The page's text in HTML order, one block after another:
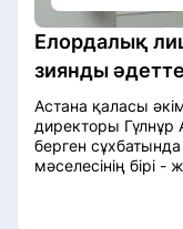
Елордалық
зиянды
Астана қаласы
директоры Гүлнұр
берген сұхбатында
мәселесінің бірі -